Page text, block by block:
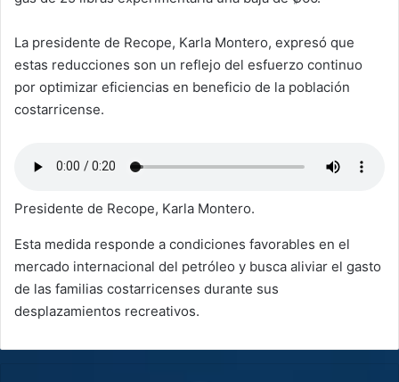
La presidente de Recope, Karla Montero, expresó que
estas reducciones son un reflejo del esfuerzo continuo
por optimizar eficiencias en beneficio de la población
costarricense.
Presidente de Recope, Karla Montero.
Esta medida responde a condiciones favorables en el
mercado internacional del petróleo y busca aliviar el gasto
de las familias costarricenses durante sus
desplazamientos recreativos.